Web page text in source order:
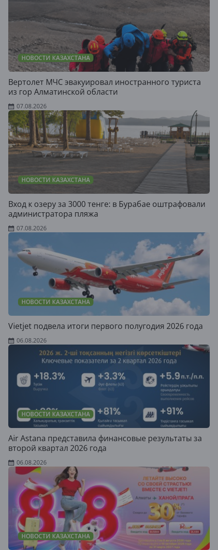
НОВОСТИ КАЗАХСТАНА
Вертолет МЧС эвакуировал иностранного туриста
из гор Алматинской области
07.08.2026
НОВОСТИ КАЗАХСТАНА
Вход к озеру за 3000 тенге: в Бурабае оштрафовали
администратора пляжа
07.08.2026
НОВОСТИ КАЗАХСТАНА
Vietjet подвела итоги первого полугодия 2026 года
06.08.2026
НОВОСТИ КАЗАХСТАНА
Air Astana представила финансовые результаты за
второй квартал 2026 года
06.08.2026
НОВОСТИ КАЗАХСТАНА